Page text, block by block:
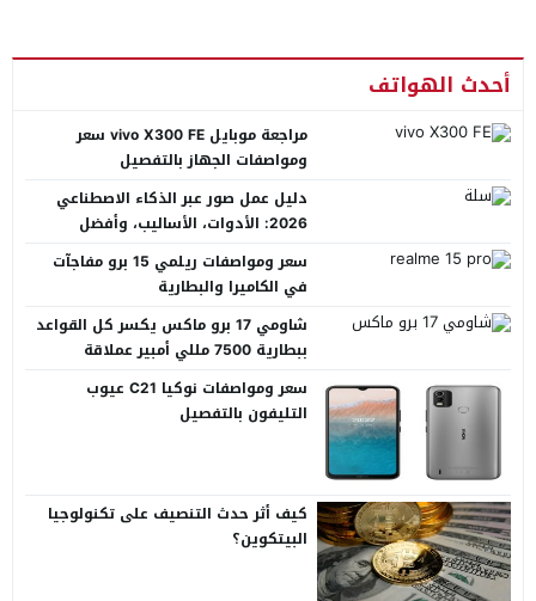
أحدث الهواتف
مراجعة موبايل vivo X300 FE سعر
ومواصفات الجهاز بالتفصيل
دليل عمل صور عبر الذكاء الاصطناعي
2026: الأدوات، الأساليب، وأفضل
سعر ومواصفات ريلمي 15 برو مفاجآت
في الكاميرا والبطارية
شاومي 17 برو ماكس يكسر كل القواعد
ببطارية 7500 مللي أمبير عملاقة
سعر ومواصفات نوكيا C21 عيوب
التليفون بالتفصيل
كيف أثر حدث التنصيف على تكنولوجيا
البيتكوين؟